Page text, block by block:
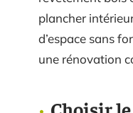
plancher
d’espace sans
une rénovation